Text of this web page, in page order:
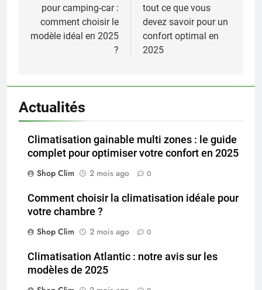
l’article
pour camping-car :
comment choisir le
modèle idéal en 2025
?
tout ce que vous
devez savoir pour un
confort optimal en
2025
Actualités
Climatisation gainable multi zones : le guide
complet pour optimiser votre confort en 2025
Shop Clim
2 mois ago 0
Comment choisir la climatisation idéale pour
votre chambre ?
Shop Clim
2 mois ago 0
Climatisation Atlantic : notre avis sur les
modèles de 2025